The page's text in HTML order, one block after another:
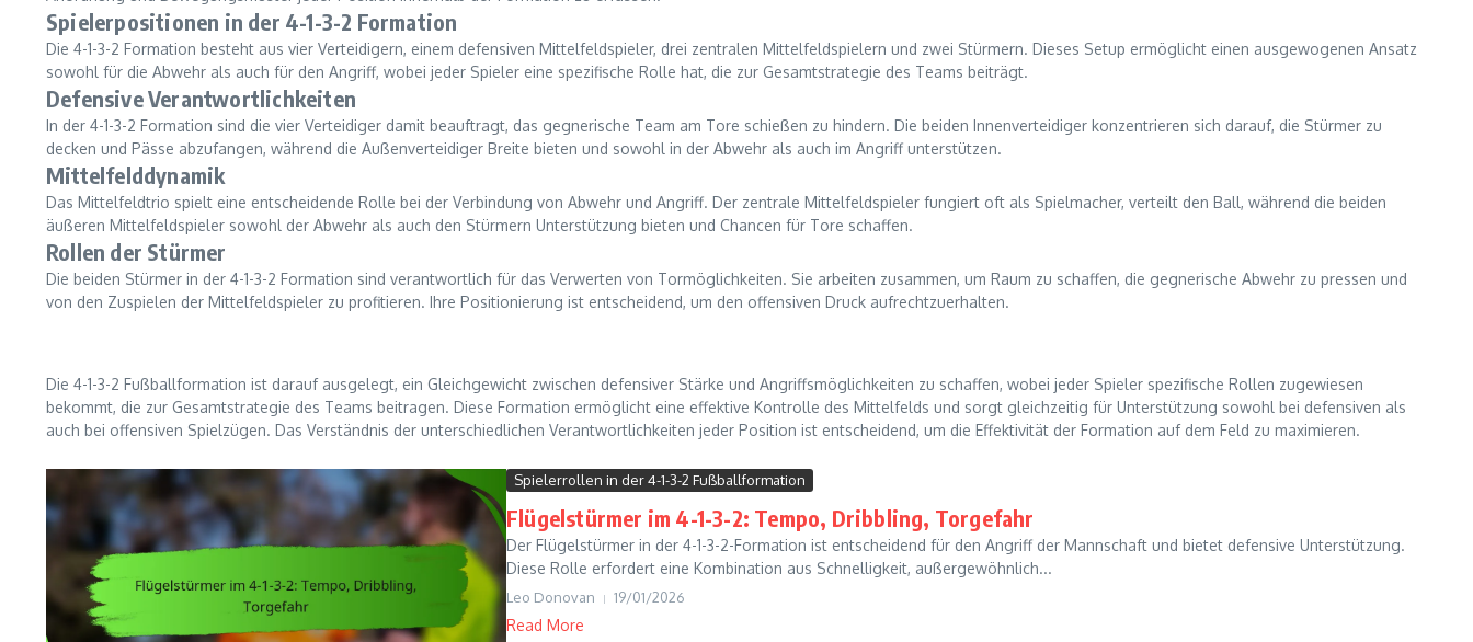
Spielerpositionen in der 4-1-3-2 Formation
Die 4-1-3-2 Formation besteht aus vier Verteidigern, einem defensiven Mittelfeldspieler, drei zentralen Mittelfeldspielern und zwei Stürmern. Dieses Setup ermöglicht einen ausgewogenen Ansatz
sowohl für die Abwehr als auch für den Angriff, wobei jeder Spieler eine spezifische Rolle hat, die zur Gesamtstrategie des Teams beiträgt.
Defensive Verantwortlichkeiten
In der 4-1-3-2 Formation sind die vier Verteidiger damit beauftragt, das gegnerische Team am Tore schießen zu hindern. Die beiden Innenverteidiger konzentrieren sich darauf, die Stürmer zu
decken und Pässe abzufangen, während die Außenverteidiger Breite bieten und sowohl in der Abwehr als auch im Angriff unterstützen.
Mittelfelddynamik
Das Mittelfeldtrio spielt eine entscheidende Rolle bei der Verbindung von Abwehr und Angriff. Der zentrale Mittelfeldspieler fungiert oft als Spielmacher, verteilt den Ball, während die beiden
äußeren Mittelfeldspieler sowohl der Abwehr als auch den Stürmern Unterstützung bieten und Chancen für Tore schaffen.
Rollen der Stürmer
Die beiden Stürmer in der 4-1-3-2 Formation sind verantwortlich für das Verwerten von Tormöglichkeiten. Sie arbeiten zusammen, um Raum zu schaffen, die gegnerische Abwehr zu pressen und
von den Zuspielen der Mittelfeldspieler zu profitieren. Ihre Positionierung ist entscheidend, um den offensiven Druck aufrechtzuerhalten.
Die 4-1-3-2 Fußballformation ist darauf ausgelegt, ein Gleichgewicht zwischen defensiver Stärke und Angriffsmöglichkeiten zu schaffen, wobei jeder Spieler spezifische Rollen zugewiesen
bekommt, die zur Gesamtstrategie des Teams beitragen. Diese Formation ermöglicht eine effektive Kontrolle des Mittelfelds und sorgt gleichzeitig für Unterstützung sowohl bei defensiven als
auch bei offensiven Spielzügen. Das Verständnis der unterschiedlichen Verantwortlichkeiten jeder Position ist entscheidend, um die Effektivität der Formation auf dem Feld zu maximieren.
Spielerrollen in der 4-1-3-2 Fußballformation
Flügelstürmer im 4-1-3-2: Tempo, Dribbling, Torgefahr
Der Flügelstürmer in der 4-1-3-2-Formation ist entscheidend für den Angriff der Mannschaft und bietet defensive Unterstützung.
Diese Rolle erfordert eine Kombination aus Schnelligkeit, außergewöhnlich...
Leo Donovan 19/01/2026
Read More